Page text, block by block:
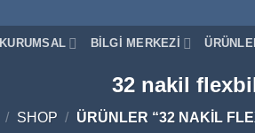
KURUMSAL BILGI MERKEZI
32 nakil
/ SHOP / ÜRÜNLER “32 NAKIL